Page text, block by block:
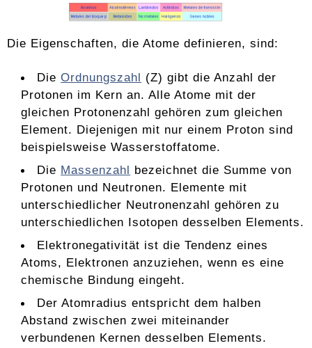
Die Eigenschaften, die Atome definieren, sind:
DieOrdnungszahl (Z) gibt die Anzahl der
Protonen im Kern an. Alle Atome mit der
gleichen Protonenzahl gehören zum gleichen
Element. Diejenigen mit nur einem Proton sind
beispielsweise Wasserstoffatome.
Die Massenzahl bezeichnet die Summe von
Protonen und Neutronen. Elemente mit
unterschiedlicher Neutronenzahl gehören zu
unterschiedlichen Isotopen desselben Elements.
Elektronegativität ist die Tendenz eines
Atoms, Elektronen anzuziehen, wenn es eine
chemische Bindung eingeht.
Der Atomradius entspricht dem halben
Abstand zwischen zwei miteinander
verbundenen Kernen desselben Elements.